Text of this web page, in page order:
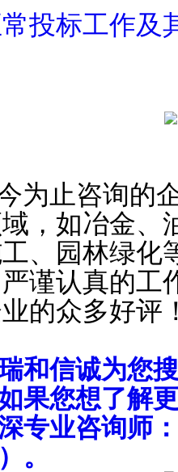
投标工作及
为止咨询的
，如冶金、
、园林绿化
谨认真的工
的众多好评
和信诚为您
果您想了解
专业咨询师
。